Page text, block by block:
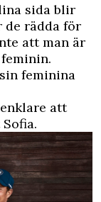
sida blir
de rädda för
att man är
feminina
att